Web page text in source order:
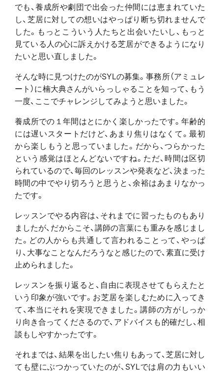
でも、養成所や劇団で出会った仲間には恵まれていた
し、芝居に対しての想いはやっぱり断ち切れませんで
した。もっとこういう人たちと出会いたいし、もっと
見ている人の心に訴えかける芝居ができるようになり
たいと思い直しました。
そんな時に見つけたのがSYLの募集。事務所（アミュレ
ート）に楠大典さんがいらっしゃることを知って、もう
一度、ここでチャレンジしてみようと思いました。
養成所での１年間はとにかく楽しかったです。年齢的
には遅いスタートだけど、あまり焦りはなくて。最初
から楽しもうと思っていました。だから、つらかった
という感覚はほとんどないですね。ただ、時間は区切
られているので、毎回のレッスンや発表など、決まった
時間の中でやり切ろうと思うと、余裕はあまりなかっ
たです。
レッスンでやる内容は、それまでに習ったものもあり
ましたが、だからこそ、講師の言葉にも重みを感じまし
た。どの人からも共通して言われることって、やっぱ
り、大事なことなんだろうなと感じたので、素直に受け
止められました。
レッスンを振り返ると、自由に表現させてもらえたと
いう印象が強いです。お芝居を楽しむために入ってき
て、本当にそれを実現できました。講師の方がしっか
り向き合ってくださるので、アドバイスも的確だし、相
談もしやすかったです。
それまでは、結果を出したい焦りもあって、芝居に対し
ても壁にぶつかっていたのが、SYLでは肩の力もいい